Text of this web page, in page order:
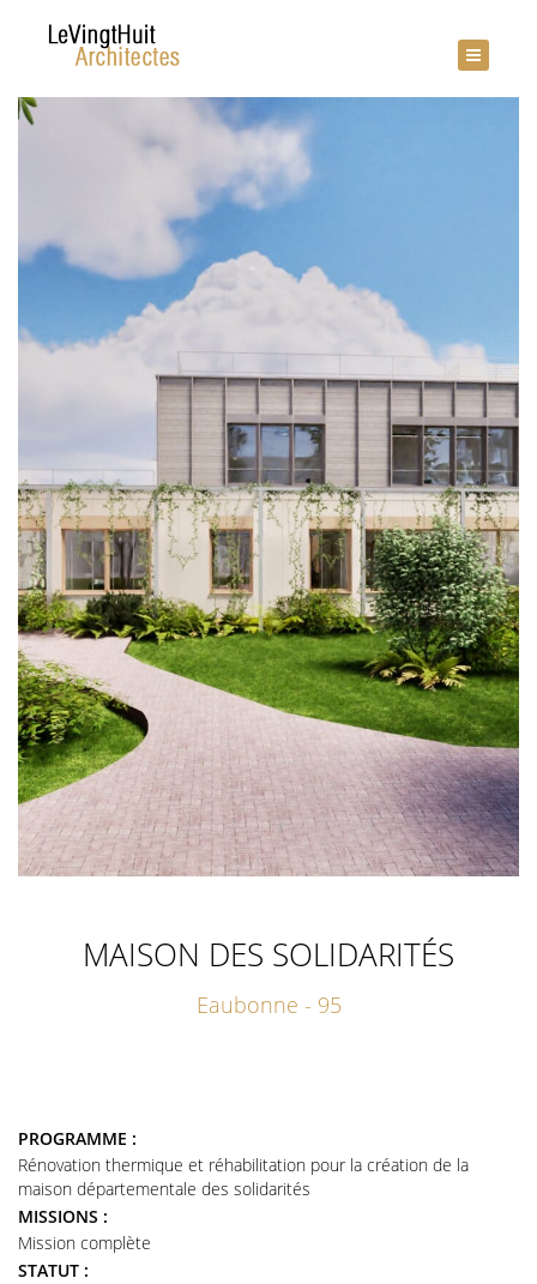
MAISON DES SOLIDARITÉS
Eaubonne - 95
PROGRAMME :
Rénovation thermique et réhabilitation pour la création de la
maison départementale des solidarités
MISSIONS :
Mission complète
STATUT :